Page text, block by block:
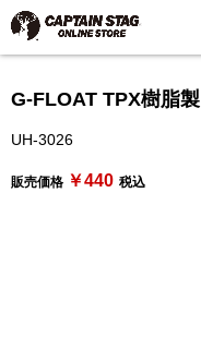
G-FLOAT TPX樹脂
UH-3026
販売価格 ￥440 税込